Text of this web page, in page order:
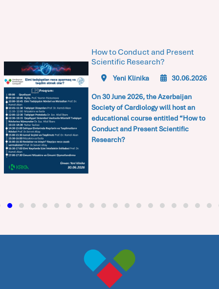
How to Conduct and Present
Scientific Research?
Yeni Klinika 30.06.2026
On 30 June 2026, theAzerbaijan
Society of Cardiologywill host an
educational course entitled “How to
Conduct and Present Scientific
Research?